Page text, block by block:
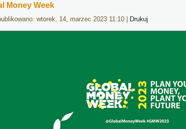
Money Week
wtorek, 14, marzec 2023 11:10 Drukuj